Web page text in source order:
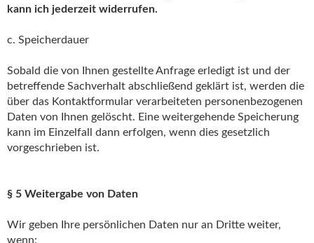
kann ich jederzeit widerrufen.
c. Speicherdauer
Sobald die von Ihnen gestellte Anfrage erledigt ist und der
betreffende Sachverhalt abschließend geklärt ist, werden die
über das Kontaktformular verarbeiteten personenbezogenen
Daten von Ihnen gelöscht. Eine weitergehende Speicherung
kann im Einzelfall dann erfolgen, wenn dies gesetzlich
vorgeschrieben ist.
§ 5 Weitergabe von Daten
Wir geben Ihre persönlichen Daten nur an Dritte weiter,
wenn: